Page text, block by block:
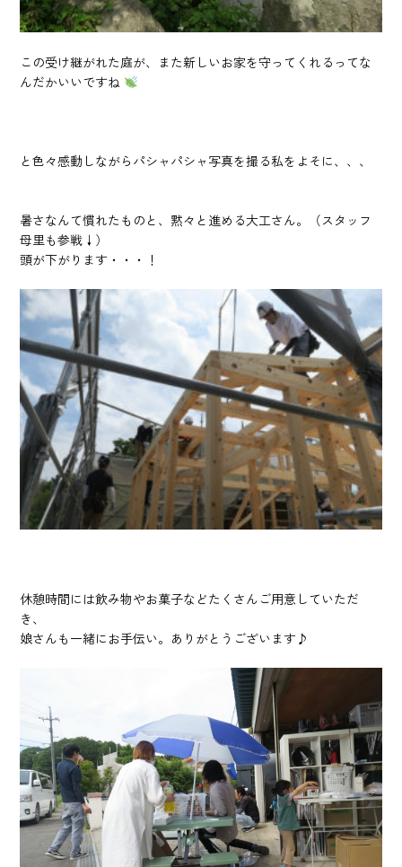
この受け継がれた庭が、また新しいお家を守ってくれるってな
んだかいいですね
と色々感動しながらパシャパシャ写真を撮る私をよそに、、、
暑さなんて慣れたものと、黙々と進める大工さん。（スタッフ
母里も参戦↓）
頭が下がります・・・！
休憩時間には飲み物やお菓子などたくさんご用意していただ
き、
娘さんも一緒にお手伝い。ありがとうございます♪